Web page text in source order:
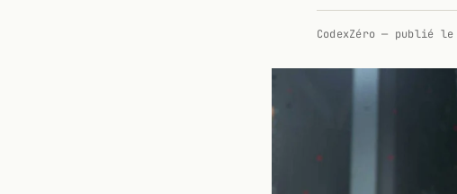
CodexZéro — publié le